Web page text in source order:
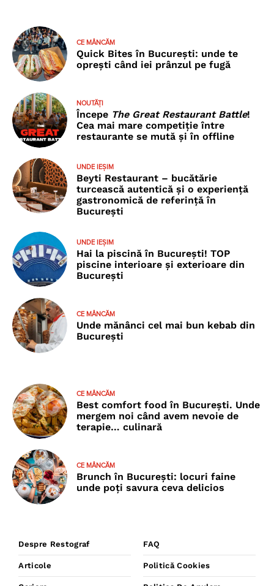
CE MÂNCĂM
Quick Bites în București: unde te
oprești când iei prânzul pe fugă
NOUTĂȚI
Începe The Great Restaurant Battle!
Cea mai mare competiție între
restaurante se mută și în offline
UNDE IEȘIM
Beyti Restaurant – bucătărie
turcească autentică și o experiență
gastronomică de referință în
București
UNDE IEȘIM
Hai la piscină în București! TOP
piscine interioare și exterioare din
București
CE MÂNCĂM
Unde mănânci cel mai bun kebab din
București
CE MÂNCĂM
Best comfort food în București. Unde
mergem noi când avem nevoie de
terapie… culinară
CE MÂNCĂM
Brunch în București: locuri faine
unde poţi savura ceva delicios
Despre Restograf
Articole
FAQ
Politică Cookies